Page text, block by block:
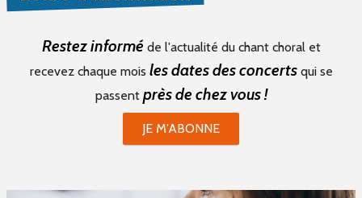
Restez informé de l'actualité du chant choral et
recevez chaque mois les dates des concertsqui se
passent près de chez vous !
JE M'ABONNE